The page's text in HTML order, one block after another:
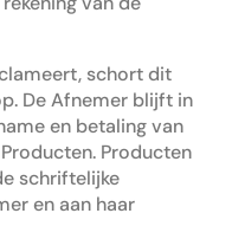
schort dit
De Afnemer blijft in
en betaling van
Producten
schriftelijke
en aan haar